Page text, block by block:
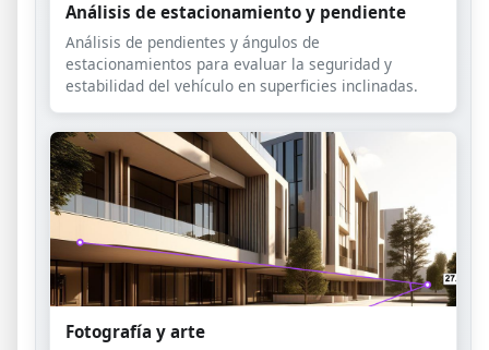
Análisis de estacionamiento y pendiente
Análisis de pendientes y ángulos de
estacionamientos para evaluar la seguridad y
estabilidad del vehículo en superficies inclinadas.
Fotografía y arte